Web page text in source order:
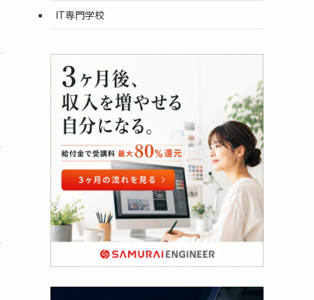
16万5,000円
(要お問い合わせ)
4,000名を超える
エンジニアを輩出
12万9,800円~
(要お問い合わせ)
資格取得サポートの
手厚さが魅力
IT専門学校